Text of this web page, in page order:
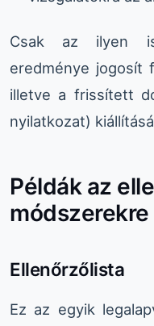
Csak az ilyen
eredménye jogosít
illetve a frissített
nyilatkozat)
Példák az
Ellenőrzőlista
Ez az egyik